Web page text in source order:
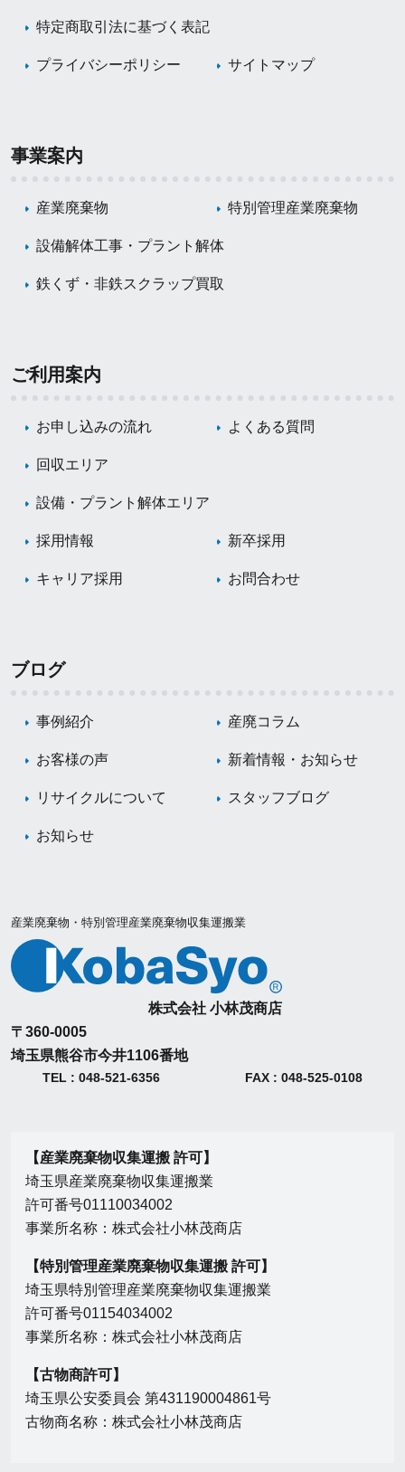
特定商取引法に基づく表記
プライバシーポリシー サイトマップ
事業案内
産業廃棄物 特別管理産業廃棄物
設備解体工事・プラント解体
鉄くず・非鉄スクラップ買取
ご利用案内
お申し込みの流れ よくある質問
回収エリア
設備・プラント解体エリア
採用情報 新卒採用
キャリア採用 お問合わせ
ブログ
事例紹介 産廃コラム
お客様の声 新着情報・お知らせ
リサイクルについて スタッフブログ
お知らせ
産業廃棄物・特別管理産業廃棄物収集運搬業
株式会社 小林茂商店
〒360-0005
埼玉県熊谷市今井1106番地
TEL : 048-521-6356 FAX : 048-525-0108
【産業廃棄物収集運搬 許可】
埼玉県産業廃棄物収集運搬業
許可番号01110034002
事業所名称：株式会社小林茂商店
【特別管理産業廃棄物収集運搬 許可】
埼玉県特別管理産業廃棄物収集運搬業
許可番号01154034002
事業所名称：株式会社小林茂商店
【古物商許可】
埼玉県公安委員会 第431190004861号
古物商名称：株式会社小林茂商店